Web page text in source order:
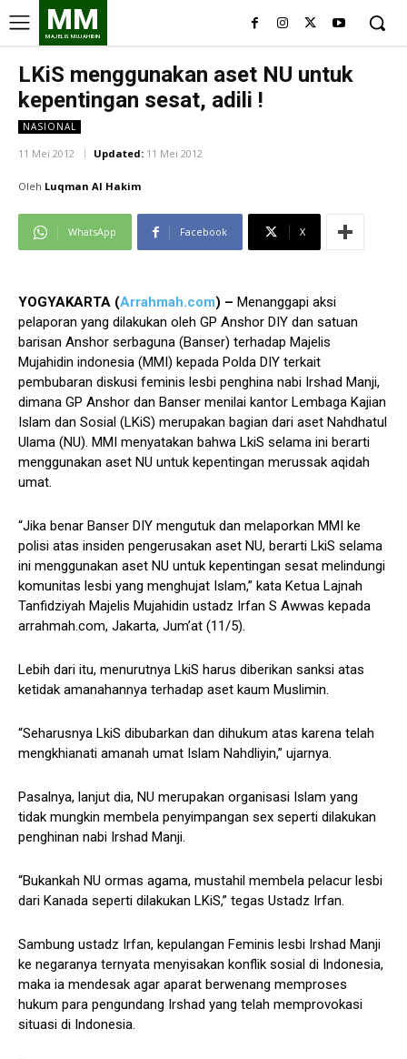
MM
MAJELIS MUJAHIDIN
LKiS menggunakan aset NU untuk
kepentingan sesat, adili !
NASIONAL
11 Mei 2012 Updated: 11 Mei 2012
Oleh Luqman Al Hakim
WhatsApp Facebook X
YOGYAKARTA (Arrahmah.com) – Menanggapi aksi
pelaporan yang dilakukan oleh GP Anshor DIY dan satuan
barisan Anshor serbaguna (Banser) terhadap Majelis
Mujahidin indonesia (MMI) kepada Polda DIY terkait
pembubaran diskusi feminis lesbi penghina nabi Irshad Manji,
dimana GP Anshor dan Banser menilai kantor Lembaga Kajian
Islam dan Sosial (LKiS) merupakan bagian dari aset Nahdhatul
Ulama (NU). MMI menyatakan bahwa LkiS selama ini berarti
menggunakan aset NU untuk kepentingan merussak aqidah
umat.
“Jika benar Banser DIY mengutuk dan melaporkan MMI ke
polisi atas insiden pengerusakan aset NU, berarti LkiS selama
ini menggunakan aset NU untuk kepentingan sesat melindungi
komunitas lesbi yang menghujat Islam,” kata Ketua Lajnah
Tanfidziyah Majelis Mujahidin ustadz Irfan S Awwas kepada
arrahmah.com, Jakarta, Jum’at (11/5).
Lebih dari itu, menurutnya LkiS harus diberikan sanksi atas
ketidak amanahannya terhadap aset kaum Muslimin.
“Seharusnya LkiS dibubarkan dan dihukum atas karena telah
mengkhianati amanah umat Islam Nahdliyin,” ujarnya.
Pasalnya, lanjut dia, NU merupakan organisasi Islam yang
tidak mungkin membela penyimpangan sex seperti dilakukan
penghinan nabi Irshad Manji.
“Bukankah NU ormas agama, mustahil membela pelacur lesbi
dari Kanada seperti dilakukan LKiS,” tegas Ustadz Irfan.
Sambung ustadz Irfan, kepulangan Feminis lesbi Irshad Manji
ke negaranya ternyata menyisakan konflik sosial di Indonesia,
maka ia mendesak agar aparat berwenang memproses
hukum para pengundang Irshad yang telah memprovokasi
situasi di Indonesia.